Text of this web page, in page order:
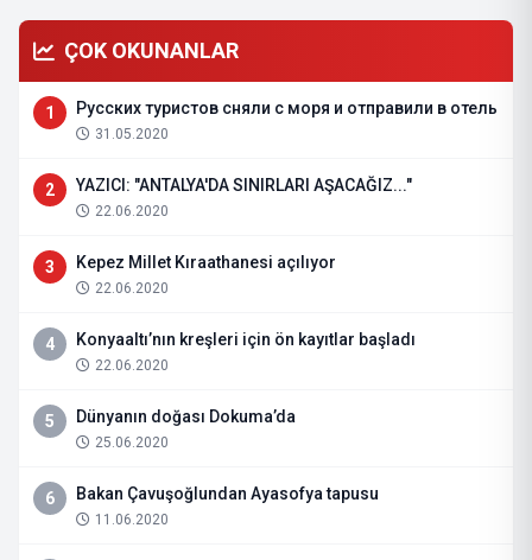
ÇOK OKUNANLAR
1 Русских туристов сняли с моря и отправили в отель
31.05.2020
2 YAZICI: "ANTALYA'DA SINIRLARI AŞACAĞIZ..."
22.06.2020
3 Kepez Millet Kıraathanesi açılıyor
22.06.2020
4 Konyaaltı’nın kreşleri için ön kayıtlar başladı
22.06.2020
5 Dünyanın doğası Dokuma’da
25.06.2020
6 Bakan Çavuşoğlundan Ayasofya tapusu
11.06.2020